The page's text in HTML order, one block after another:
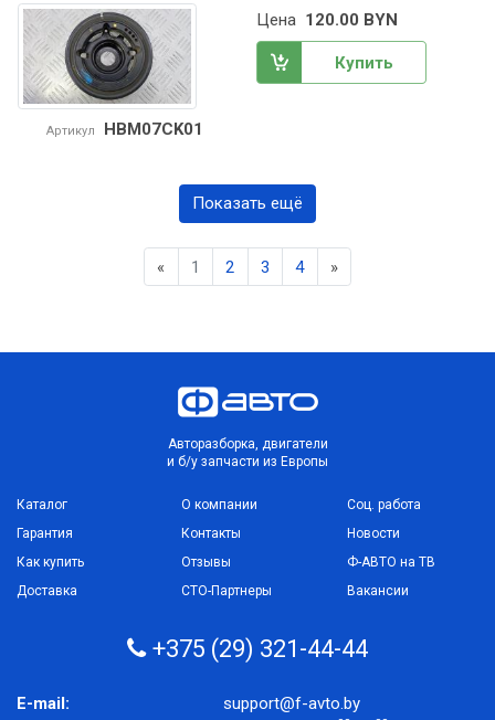
Артикул HBM07CK01
Цена 120.00 BYN
Купить
Показать ещё
« Previous
1 2 3 4 »Next
Авторазборка, двигатели
и б/у запчасти из Европы
Каталог
Гарантия
Как купить
Доставка
О компании
Контакты
Отзывы
СТО-Партнеры
Соц. работа
Новости
Ф-АВТО на ТВ
Вакансии
+375 (29) 321-44-44
E-mail:
support@f-avto.by